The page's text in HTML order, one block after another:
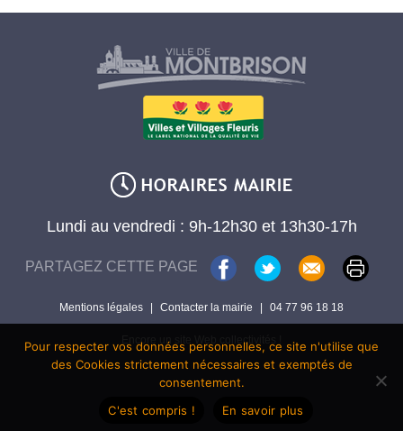
Lundi au vendredi : 9h-12h30 et 13h30-17h
PARTAGEZ CETTE PAGE
Mentions légales | Contacter la mairie | 04 77 96 18 18
Encore un site Web collectivités !
Pour respecter vos données personnelles, ce site n'utilise que
des Cookies strictement nécessaires et exemptés de
consentement.
C'est compris !
En savoir plus